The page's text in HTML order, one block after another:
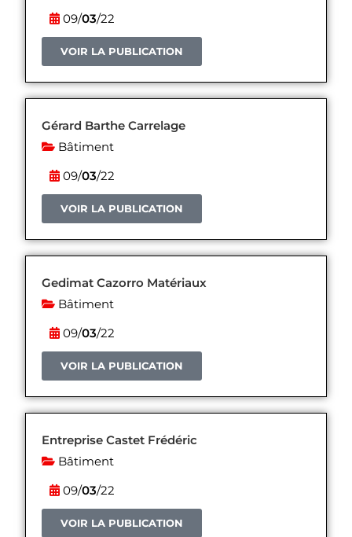
09/03/22
VOIR LA PUBLICATION
Gérard Barthe Carrelage
Bâtiment
09/03/22
VOIR LA PUBLICATION
Gedimat Cazorro Matériaux
Bâtiment
09/03/22
VOIR LA PUBLICATION
Entreprise Castet Frédéric
Bâtiment
09/03/22
VOIR LA PUBLICATION